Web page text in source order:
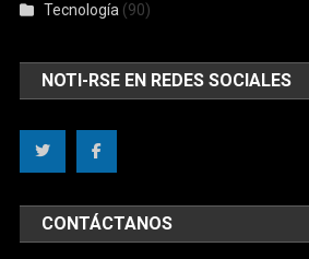
Tecnología (90)
NOTI-RSE EN REDES SOCIALES
CONTÁCTANOS